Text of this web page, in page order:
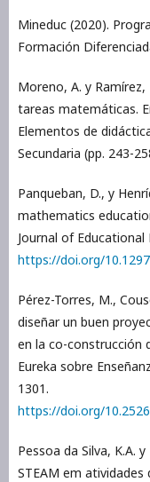
Mineduc (2020).
Formación
Moreno, A. y Ramírez,
tareas matemáticas.
Elementos de
Secundaria (pp. 243-
Panqueban, D., y
mathematics
Journal of Educational
https://doi.org/
Pérez-Torres, M.,
diseñar un buen
en la co-construcción
Eureka sobre
1301.
https://doi.org/
Pessoa da Silva, K.A.
STEAM em